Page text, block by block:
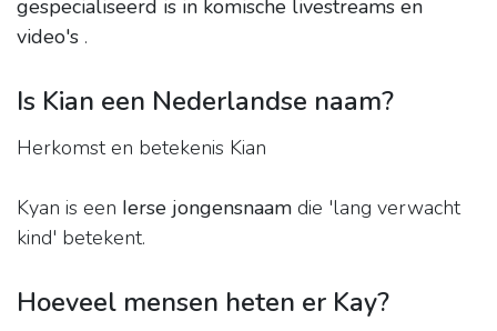
gespecialiseerd is in komische livestreams en
video's .
Is Kian een Nederlandse naam?
Herkomst en betekenis Kian
Kyan is een Ierse jongensnaam die 'lang verwacht
kind' betekent.
Hoeveel mensen heten er Kay?